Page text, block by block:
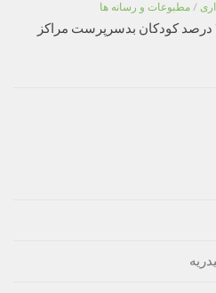
/ مطبوعات و رسانه ها
در گفت‌وگو با ایرنا اعلام شد؛ ۲۷ درصد کودکان بدسرپرست مراکز